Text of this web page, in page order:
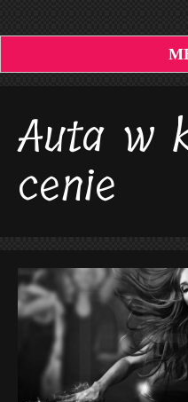
Auta w
cenie